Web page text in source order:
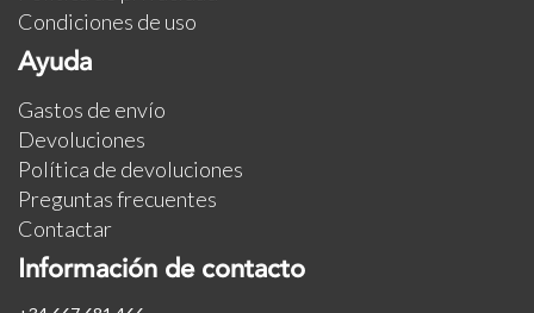
Condiciones de uso
Ayuda
Gastos de envío
Devoluciones
Política de devoluciones
Preguntas frecuentes
Contactar
Información de contacto